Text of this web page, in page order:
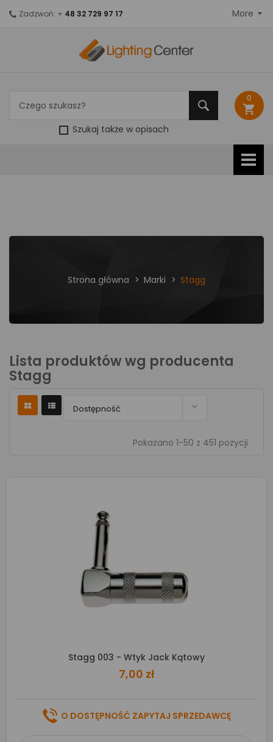
Szukaj także w opisach
0
shopping_cart
Zadzwoń: + 48 32 729 97 17 More
Strona główna Marki Stagg
Lista produktów wg producenta
Stagg
Dostępność 
Pokazano 1-50 z 451 pozycji
Stagg 003 - Wtyk Jack Kątowy
7,00 zł
O DOSTĘPNOŚĆ ZAPYTAJ SPRZEDAWCĘ